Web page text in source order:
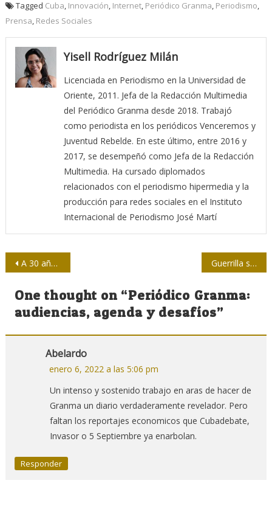
Tagged Cuba Innovación Internet, Periódico Granma Periodismo
Prensa Redes Sociales
Yisell Rodríguez Milán
Licenciada en Periodismo en la Universidad de
Oriente, 2011. Jefa de la Redacción Multimedia
del Periódico Granma desde 2018. Trabajó
como periodista en los periódicos Venceremos y
Juventud Rebelde. En este último, entre 2016 y
2017, se desempeñó como Jefa de la Redacción
Multimedia. Ha cursado diplomados
relacionados con el periodismo hipermedia y la
producción para redes sociales en el Instituto
Internacional de Periodismo José Martí
Navegación
de
entradas
A 30 años de la desaparición de la Unión Soviética (II) Guerrilla semiótica: La revolución de la comunicación por todos los medios
One thought on “Periódico Granma:
audiencias, agenda y desafíos”
Abelardo
enero 6, 2022 a las 5:06 pm
Un intenso y sostenido trabajo en aras de hacer de
Granma un diario verdaderamente revelador. Pero
faltan los reportajes economicos que Cubadebate,
Invasor o 5 Septiembre ya enarbolan.
Responder